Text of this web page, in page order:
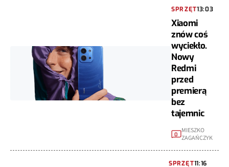
SPRZĘT13:03
Xiaomi
znów coś
wyciekło.
Nowy
Redmi
przed
premierą
bez
tajemnic
0
MIESZKO
ZAGAŃCZYK
SPRZĘT11:16